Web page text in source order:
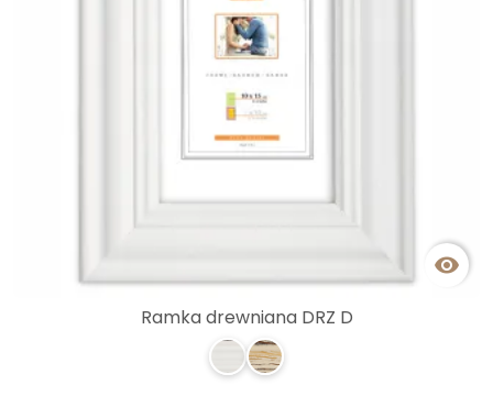

Ramka drewniana DRZ D